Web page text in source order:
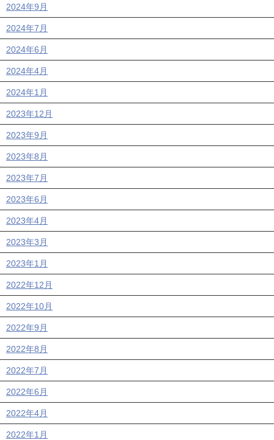
2024年9月
2024年7月
2024年6月
2024年4月
2024年1月
2023年12月
2023年9月
2023年8月
2023年7月
2023年6月
2023年4月
2023年3月
2023年1月
2022年12月
2022年10月
2022年9月
2022年8月
2022年7月
2022年6月
2022年4月
2022年1月